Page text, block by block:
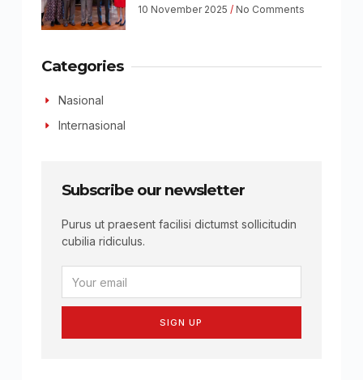
10 November 2025 No Comments
Categories
Nasional
Internasional
Subscribe our newsletter
Purus ut praesent facilisi dictumst sollicitudin
cubilia ridiculus.
SIGN UP